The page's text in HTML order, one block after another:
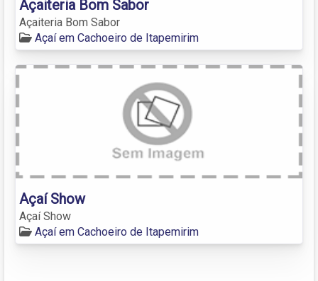
Açaiteria Bom Sabor
Açaiteria Bom Sabor
Açaí em Cachoeiro de Itapemirim
Açaí Show
Açaí Show
Açaí em Cachoeiro de Itapemirim